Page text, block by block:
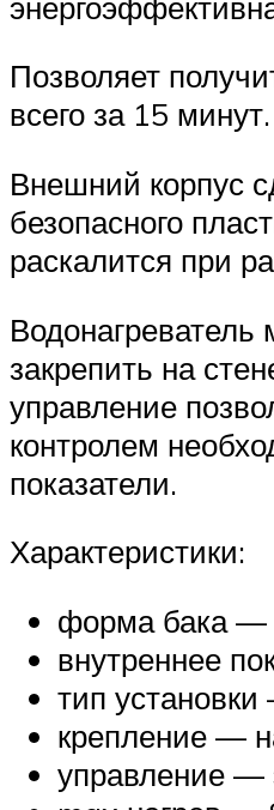
Позволяет
всего за 15 минут.
Внешний корпус
безопасного
раскалится при
закрепить на
управление
контролем
показатели.
Характеристики:
форма бака —
внутреннее
тип
крепление —
управление —